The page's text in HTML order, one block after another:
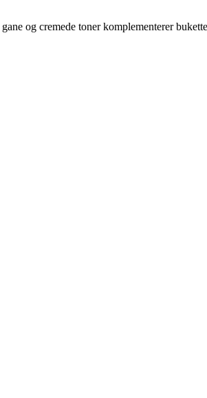
og cremede toner komplementerer